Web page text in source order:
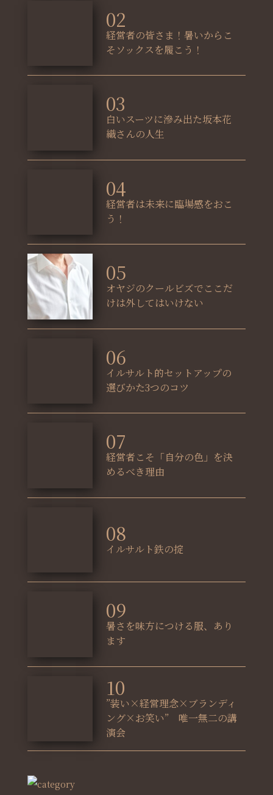
02
経営者の皆さま！暑いからこ
そソックスを履こう！
03
白いスーツに滲み出た坂本花
織さんの人生
04
経営者は未来に臨場感をおこ
う！
05
オヤジのクールビズでここだ
けは外してはいけない
06
イルサルト的セットアップの
選びかた3つのコツ
07
経営者こそ「自分の色」を決
めるべき理由
08
イルサルト鉄の掟
09
暑さを味方につける服、あり
ます
10
”装い×経営理念×ブランディ
ング×お笑い” 唯一無二の講
演会